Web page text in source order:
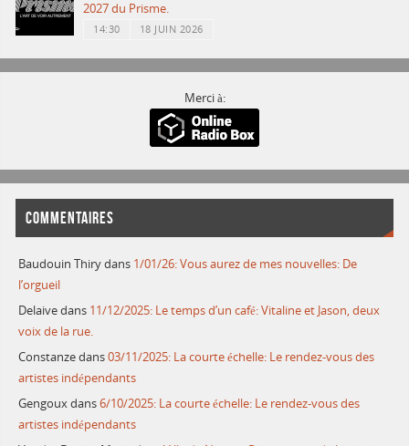
2027 du Prisme.
14:30 18 JUIN 2026
Merci à:
COMMENTAIRES
Baudouin Thirydans 1/01/26: Vous aurez de mes nouvelles: De
l’orgueil
Delaivedans 11/12/2025: Le temps d’un café: Vitaline et Jason, deux
voix de la rue.
Constanzedans03/11/2025: La courte échelle: Le rendez-vous des
artistes indépendants
Gengouxdans6/10/2025: La courte échelle: Le rendez-vous des
artistes indépendants